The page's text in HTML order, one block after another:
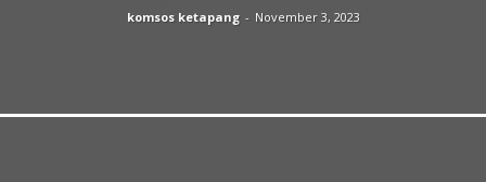
komsos ketapang - November 3, 2023